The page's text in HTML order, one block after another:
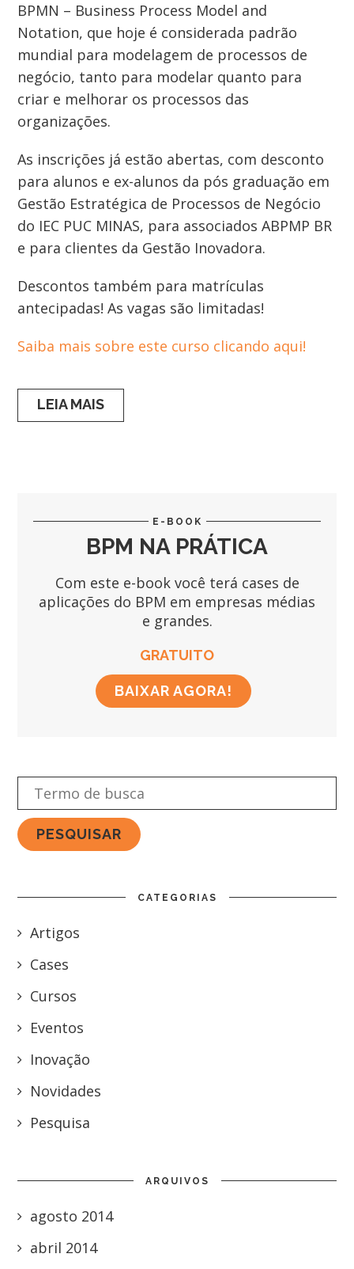
BPMN – Business Process Model and
Notation, que hoje é considerada padrão
mundial para modelagem de processos de
negócio, tanto para modelar quanto para
criar e melhorar os processos das
organizações.
As inscrições já estão abertas, com desconto
para alunos e ex-alunos da pós graduação em
Gestão Estratégica de Processos de Negócio
do IEC PUC MINAS, para associados ABPMP BR
e para clientes da Gestão Inovadora.
Descontos também para matrículas
antecipadas! As vagas são limitadas!
Saiba mais sobre este curso clicando aqui!
LEIA MAIS
E-BOOK
BPM NA PRÁTICA
Com este e-book você terá cases de
aplicações do BPM em empresas médias
e grandes.
GRATUITO
BAIXAR AGORA!
CATEGORIAS
Artigos
Cases
Cursos
Eventos
Inovação
Novidades
Pesquisa
ARQUIVOS
agosto 2014
abril 2014